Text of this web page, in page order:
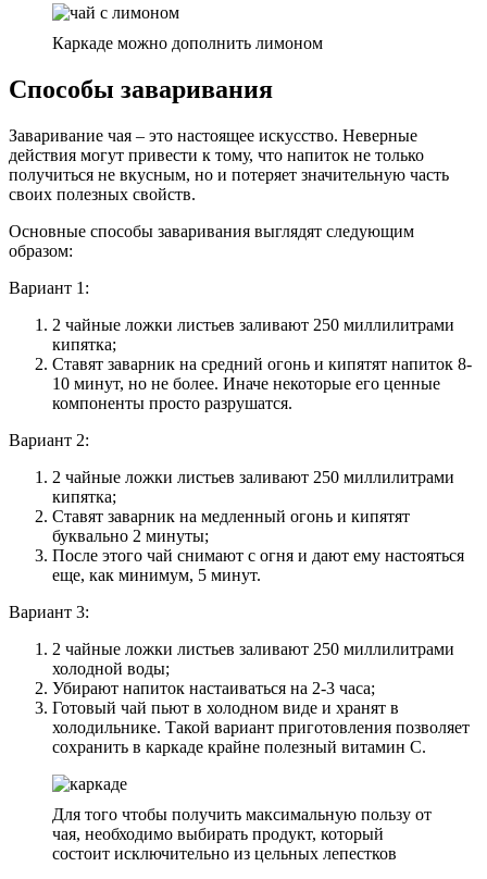
Каркаде можно дополнить лимоном
Способы заваривания
Заваривание чая – это настоящее искусство. Неверные
действия могут привести к тому, что напиток не только
получиться не вкусным, но и потеряет значительную часть
своих полезных свойств.
Основные способы заваривания выглядят следующим
образом:
Вариант 1:
2 чайные ложки листьев заливают 250 миллилитрами
кипятка;
Ставят заварник на средний огонь и кипятят напиток 8-
10 минут, но не более. Иначе некоторые его ценные
компоненты просто разрушатся.
Вариант 2:
2 чайные ложки листьев заливают 250 миллилитрами
кипятка;
Ставят заварник на медленный огонь и кипятят
буквально 2 минуты;
После этого чай снимают с огня и дают ему настояться
еще, как минимум, 5 минут.
Вариант 3:
2 чайные ложки листьев заливают 250 миллилитрами
холодной воды;
Убирают напиток настаиваться на 2-3 часа;
Готовый чай пьют в холодном виде и хранят в
холодильнике. Такой вариант приготовления позволяет
сохранить в каркаде крайне полезный витамин С.
Для того чтобы получить максимальную пользу от
чая, необходимо выбирать продукт, который
состоит исключительно из цельных лепестков